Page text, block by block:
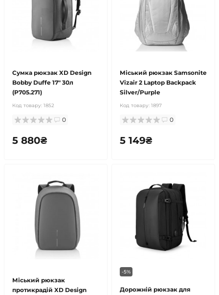
Сумка рюкзак XD Design
Bobby Duffe 17" 30л
(P705.271)
Код товару: 1852
0
5 880₴
Міський рюкзак Samsonite
Vizair 2 Laptop Backpack
Silver/Purple
Код товару: 1897
0
5 149₴
Міський рюкзак
протикрадій XD Design
-5%
Дорожній рюкзак для